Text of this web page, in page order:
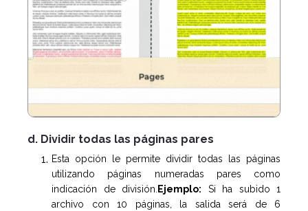
d. Dividir todas las páginas pares
Esta opción le permite dividir todas las páginas
utilizando páginas numeradas pares como
indicación de división. Ejemplo: Si ha subido 1
archivo con 10 páginas, la salida será de 6